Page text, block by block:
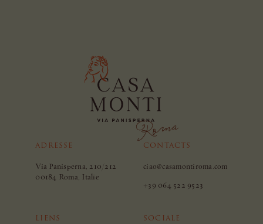
ADRESSE
Via Panisperna, 210/212
00184 Roma, Italie
CONTACTS
ciao@casamontiroma.com
+39 064 522 9523
LIENS SOCIALE